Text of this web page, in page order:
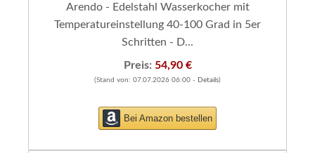
Arendo - Edelstahl Wasserkocher mit
Temperatureinstellung 40-100 Grad in 5er
Schritten - D...
Preis: 54,90 €
(Stand von: 07.07.2026 06:00 - Details)
Bei Amazon bestellen